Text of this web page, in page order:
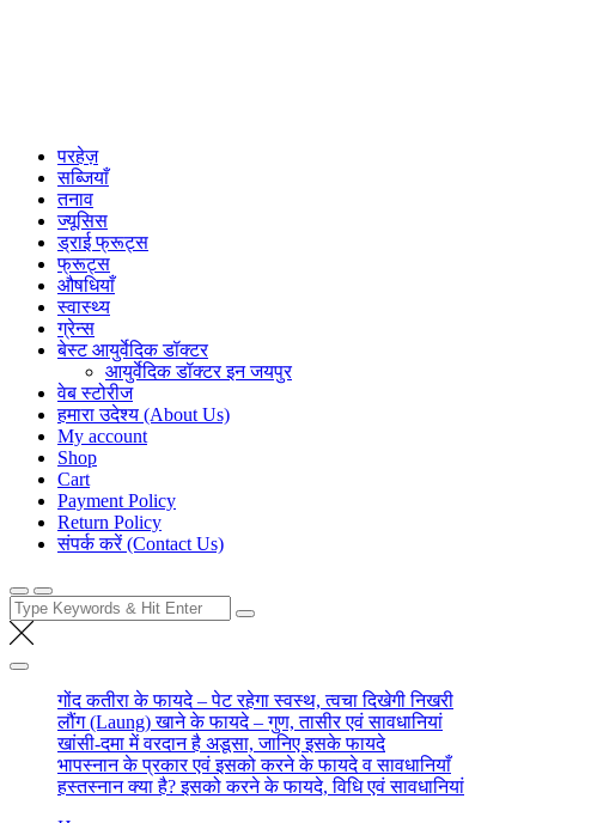
परहेज़
सब्जियाँ
तनाव
ज्यूसिस
ड्राई फ्रूट्स
फ्रूट्स
औषधियाँ
स्वास्थ्य
ग्रेन्स
बेस्ट आयुर्वेदिक डॉक्टर
आयुर्वेदिक डॉक्टर इन जयपुर
वेब स्टोरीज
हमारा उदेश्य (About Us)
My account
Shop
Cart
Payment Policy
Return Policy
संपर्क करें (Contact Us)
Search
for:
गोंद कतीरा के फायदे – पेट रहेगा स्वस्थ, त्वचा दिखेगी निखरी
लौंग (Laung) खाने के फायदे – गुण, तासीर एवं सावधानियां
खांसी-दमा में वरदान है अडूसा, जानिए इसके फायदे
भापस्नान के प्रकार एवं इसको करने के फायदे व सावधानियाँ
हस्तस्नान क्या है? इसको करने के फायदे, विधि एवं सावधानियां